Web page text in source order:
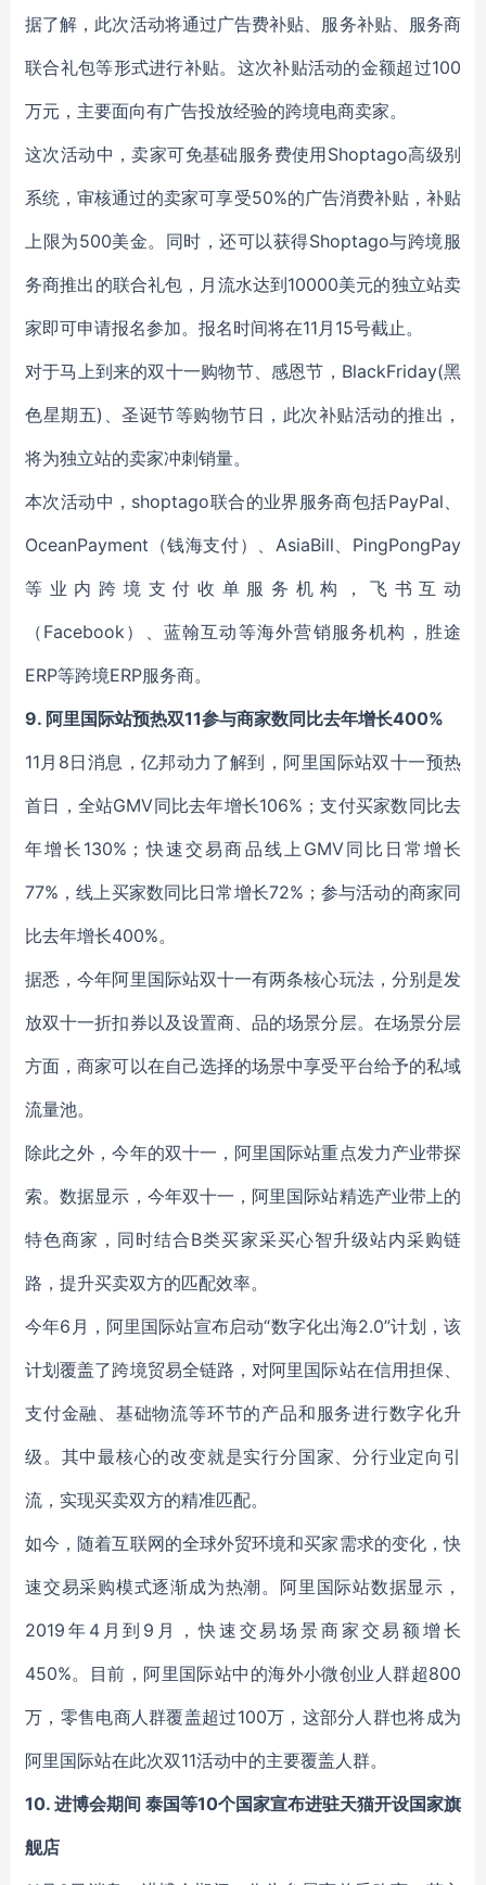
据了解，此次活动将通过广告费补贴、服务补贴、服务商
联合礼包等形式进行补贴。这次补贴活动的金额超过100
万元，主要面向有广告投放经验的跨境电商卖家。
这次活动中，卖家可免基础服务费使用Shoptago高级别
系统，审核通过的卖家可享受50%的广告消费补贴，补贴
上限为500美金。同时，还可以获得Shoptago与跨境服
务商推出的联合礼包，月流水达到10000美元的独立站卖
家即可申请报名参加。报名时间将在11月15号截止。
对于马上到来的双十一购物节、感恩节，BlackFriday(黑
色星期五)、圣诞节等购物节日，此次补贴活动的推出，
将为独立站的卖家冲刺销量。
本次活动中，shoptago联合的业界服务商包括PayPal、
OceanPayment（钱海支付）、AsiaBill、PingPongPay
等业内跨境支付收单服务机构，飞书互动
（Facebook）、蓝翰互动等海外营销服务机构，胜途
ERP等跨境ERP服务商。
9. 阿里国际站预热双11参与商家数同比去年增长400%
11月8日消息，亿邦动力了解到，阿里国际站双十一预热
首日，全站GMV同比去年增长106%；支付买家数同比去
年增长130%；快速交易商品线上GMV同比日常增长
77%，线上买家数同比日常增长72%；参与活动的商家同
比去年增长400%。
据悉，今年阿里国际站双十一有两条核心玩法，分别是发
放双十一折扣券以及设置商、品的场景分层。在场景分层
方面，商家可以在自己选择的场景中享受平台给予的私域
流量池。
除此之外，今年的双十一，阿里国际站重点发力产业带探
索。数据显示，今年双十一，阿里国际站精选产业带上的
特色商家，同时结合B类买家采买心智升级站内采购链
路，提升买卖双方的匹配效率。
今年6月，阿里国际站宣布启动“数字化出海2.0”计划，该
计划覆盖了跨境贸易全链路，对阿里国际站在信用担保、
支付金融、基础物流等环节的产品和服务进行数字化升
级。其中最核心的改变就是实行分国家、分行业定向引
流，实现买卖双方的精准匹配。
如今，随着互联网的全球外贸环境和买家需求的变化，快
速交易采购模式逐渐成为热潮。阿里国际站数据显示，
2019年4月到9月，快速交易场景商家交易额增长
450%。目前，阿里国际站中的海外小微创业人群超800
万，零售电商人群覆盖超过100万，这部分人群也将成为
阿里国际站在此次双11活动中的主要覆盖人群。
10. 进博会期间 泰国等10个国家宣布进驻天猫开设国家旗
舰店